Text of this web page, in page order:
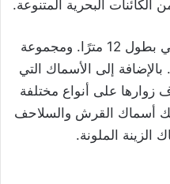
البحرية المتنوعة.
يتكون الأكواريوم من نفق زجاجي بطول 12 مترًا. ومجموعة
إلى الأسماك التي
زوارها على أنواع مختلفة
أسماك القرش والسلاحف
الزينة الملونة.